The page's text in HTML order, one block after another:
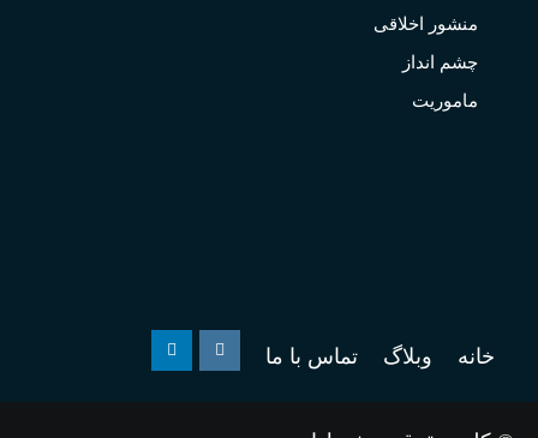
منشور اخلاقی
چشم انداز
ماموریت
خانه وبلاگ تماس با ما Instagram
Linkedin